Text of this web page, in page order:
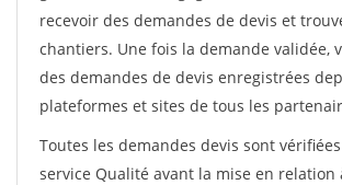
recevoir des demandes de devis et
chantiers. Une fois la demande validée,
des demandes de devis enregistrées
plateformes et sites de tous les
Toutes les demandes devis sont
service Qualité avant la mise en relation